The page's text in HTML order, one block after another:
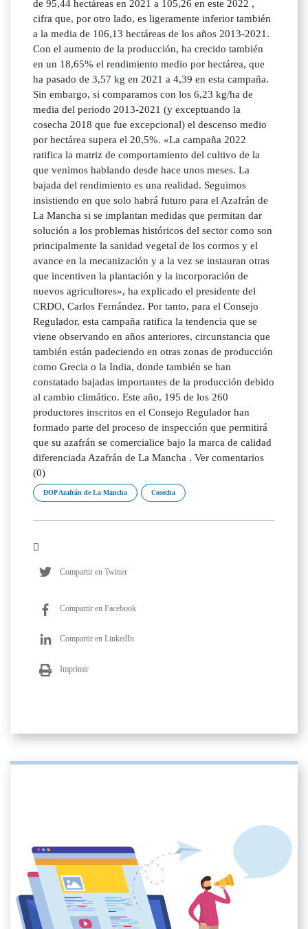
de 95,44 hectáreas en 2021 a 105,26 en este 2022 ,
cifra que, por otro lado, es ligeramente inferior también
a la media de 106,13 hectáreas de los años 2013-2021.
Con el aumento de la producción, ha crecido también
en un 18,65% el rendimiento medio por hectárea, que
ha pasado de 3,57 kg en 2021 a 4,39 en esta campaña.
Sin embargo, si comparamos con los 6,23 kg/ha de
media del periodo 2013-2021 (y exceptuando la
cosecha 2018 que fue excepcional) el descenso medio
por hectárea supera el 20,5%. «La campaña 2022
ratifica la matriz de comportamiento del cultivo de la
que venimos hablando desde hace unos meses. La
bajada del rendimiento es una realidad. Seguimos
insistiendo en que solo habrá futuro para el Azafrán de
La Mancha si se implantan medidas que permitan dar
solución a los problemas históricos del sector como son
principalmente la sanidad vegetal de los cormos y el
avance en la mecanización y a la vez se instauran otras
que incentiven la plantación y la incorporación de
nuevos agricultores», ha explicado el presidente del
CRDO, Carlos Fernández. Por tanto, para el Consejo
Regulador, esta campaña ratifica la tendencia que se
viene observando en años anteriores, circunstancia que
también están padeciendo en otras zonas de producción
como Grecia o la India, donde también se han
constatado bajadas importantes de la producción debido
al cambio climático. Este año, 195 de los 260
productores inscritos en el Consejo Regulador han
formado parte del proceso de inspección que permitirá
que su azafrán se comercialice bajo la marca de calidad
diferenciada Azafrán de La Mancha . Ver comentarios
(0)
DOP Azafrán de La Mancha Cosecha
Compartir en Twitter
Compartir en Facebook
Compartir en LinkedIn
Imprimir